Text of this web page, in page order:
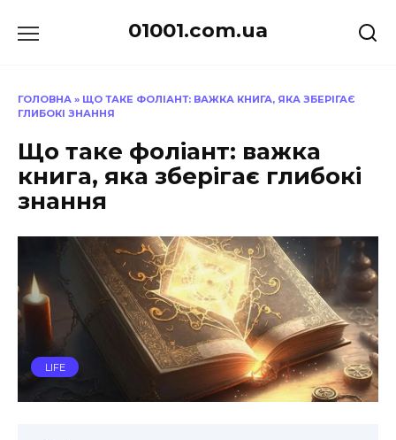
до
01001.com.ua
ГОЛОВНА » ЩО ТАКЕ ФОЛІАНТ: ВАЖКА КНИГА, ЯКА ЗБЕРІГАЄ
ГЛИБОКІ ЗНАННЯ
Що таке фоліант: важка
книга, яка зберігає глибокі
знання
LIFE